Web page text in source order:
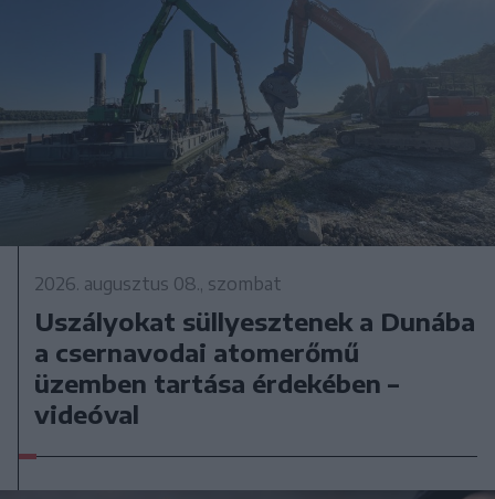
2026. augusztus 08., szombat
Uszályokat süllyesztenek a Dunába
a csernavodai atomerőmű
üzemben tartása érdekében –
videóval